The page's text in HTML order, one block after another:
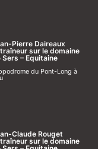
Pierre Daireaux
sur le domaine
Sers – Equitaine
du Pont-Long à
Claude Rouget
sur le domaine